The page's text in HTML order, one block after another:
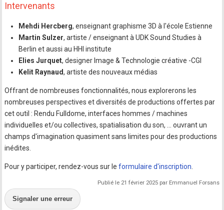
Intervenants
Mehdi Hercberg, enseignant graphisme 3D à l'école Estienne
Martin Sulzer, artiste / enseignant à UDK Sound Studies à
Berlin et aussi au HHI institute
Elies Jurquet, designer Image & Technologie créative -CGI
Kelit Raynaud, artiste des nouveaux médias
Offrant de nombreuses fonctionnalités, nous explorerons les
nombreuses perspectives et diversités de productions offertes par
cet outil : Rendu Fulldome, interfaces hommes / machines
individuelles et/ou collectives, spatialisation du son, … ouvrant un
champs d'imagination quasiment sans limites pour des productions
inédites.
Pour y participer, rendez-vous sur leformulaire d'inscription.
Publié le 21 février 2025 par Emmanuel Forsans
Signaler une erreur